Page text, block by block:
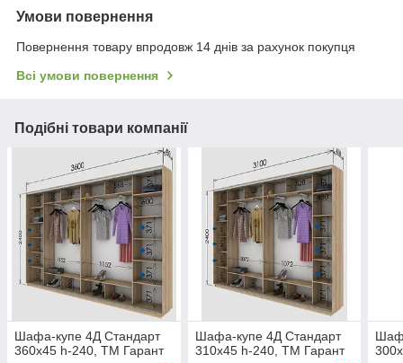
Умови повернення
Повернення товару впродовж 14 днів за рахунок покупця
Всі умови повернення
Подібні товари компанії
Шафа-купе 4Д Стандарт
360х45 h-240, ТМ Гарант
Шафа-купе 4Д Стандарт
310х45 h-240, ТМ Гарант